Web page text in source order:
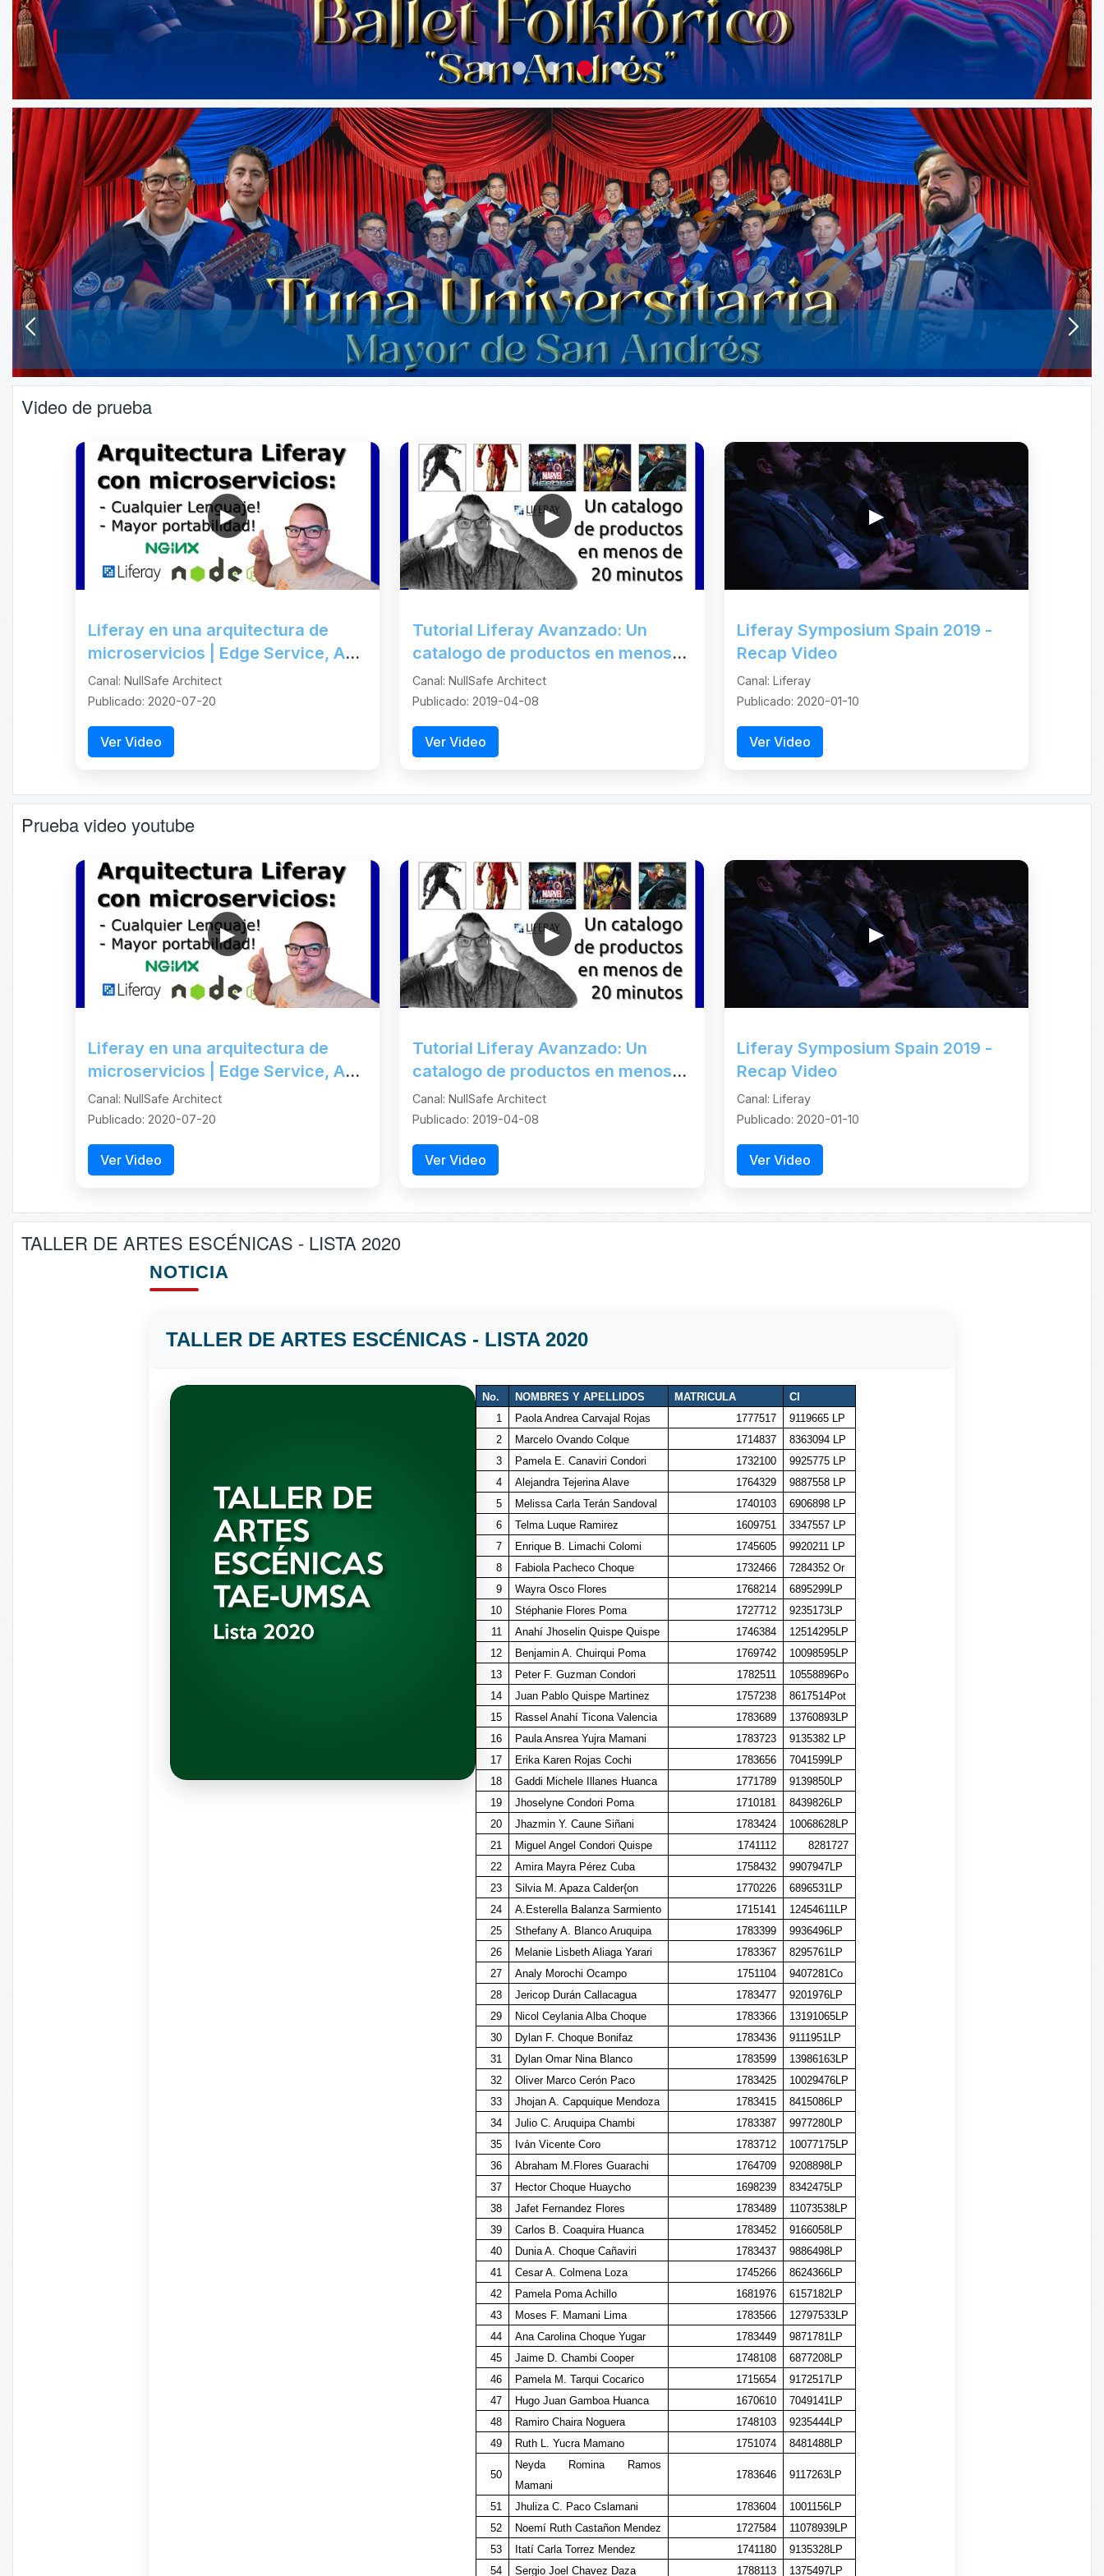
Video de prueba
▶
Liferay en una arquitectura de
microservicios | Edge Service, API
y Headless
Canal: NullSafe Architect
Publicado: 2020-07-20
Ver Video
▶
Tutorial Liferay Avanzado: Un
catalogo de productos en menos
de 20 minutos
Canal: NullSafe Architect
Publicado: 2019-04-08
Ver Video
▶
Liferay Symposium Spain 2019 -
Recap Video
Canal: Liferay
Publicado: 2020-01-10
Ver Video
Prueba video youtube
▶
Liferay en una arquitectura de
microservicios | Edge Service, API
y Headless
Canal: NullSafe Architect
Publicado: 2020-07-20
Ver Video
▶
Tutorial Liferay Avanzado: Un
catalogo de productos en menos
de 20 minutos
Canal: NullSafe Architect
Publicado: 2019-04-08
Ver Video
▶
Liferay Symposium Spain 2019 -
Recap Video
Canal: Liferay
Publicado: 2020-01-10
Ver Video
TALLER DE ARTES ESCÉNICAS - LISTA 2020
NOTICIA
TALLER DE ARTES ESCÉNICAS - LISTA 2020
No. NOMBRES Y APELLIDOS MATRICULA
CI
1
Paola Andrea Carvajal Rojas 1777517
9119665 LP
2
Marcelo Ovando Colque 1714837
8363094 LP
3
Pamela E. Canaviri Condori 1732100
9925775 LP
4
Alejandra Tejerina Alave 1764329
9887558 LP
5
Melissa Carla Terán Sandoval 1740103
6906898 LP
6
Telma Luque Ramirez 1609751
3347557 LP
7
Enrique B. Limachi Colomi 1745605
9920211 LP
8
Fabiola Pacheco Choque 1732466
7284352 Or
9
Wayra Osco Flores 1768214
6895299LP
10
Stéphanie Flores Poma 1727712
9235173LP
11
Anahí Jhoselin Quispe Quispe 1746384
12514295LP
12
Benjamin A. Chuirqui Poma 1769742
10098595LP
13
Peter F. Guzman Condori 1782511
10558896Po
14
Juan Pablo Quispe Martinez 1757238
8617514Pot
15
Rassel Anahí Ticona Valencia 1783689
13760893LP
16
Paula Ansrea Yujra Mamani 1783723
9135382 LP
17
Erika Karen Rojas Cochi 1783656
7041599LP
18
Gaddi Michele Illanes Huanca 1771789
9139850LP
19
Jhoselyne Condori Poma 1710181
8439826LP
20
Jhazmin Y. Caune Siñani 1783424
10068628LP
21
Miguel Angel Condori Quispe 1741112
8281727
22
Amira Mayra Pérez Cuba 1758432
9907947LP
23
Silvia M. Apaza Calder{on 1770226
6896531LP
24
A.Esterella Balanza Sarmiento 1715141
12454611LP
25
Sthefany A. Blanco Aruquipa 1783399
9936496LP
26
Melanie Lisbeth Aliaga Yarari 1783367
8295761LP
27
Analy Morochi Ocampo 1751104
9407281Co
28
Jericop Durán Callacagua 1783477
9201976LP
29
Nicol Ceylania Alba Choque 1783366
13191065LP
30
Dylan F. Choque Bonifaz 1783436
9111951LP
31
Dylan Omar Nina Blanco 1783599
13986163LP
32
Oliver Marco Cerón Paco 1783425
10029476LP
33
Jhojan A. Capquique Mendoza 1783415
8415086LP
34
Julio C. Aruquipa Chambi 1783387
9977280LP
35
Iván Vicente Coro 1783712
10077175LP
36
Abraham M.Flores Guarachi 1764709
9208898LP
37
Hector Choque Huaycho 1698239
8342475LP
38
Jafet Fernandez Flores 1783489
11073538LP
39
Carlos B. Coaquira Huanca 1783452
9166058LP
40
Dunia A. Choque Cañaviri 1783437
9886498LP
41
Cesar A. Colmena Loza 1745266
8624366LP
42
Pamela Poma Achillo 1681976
6157182LP
43
Moses F. Mamani Lima 1783566
12797533LP
44
Ana Carolina Choque Yugar 1783449
9871781LP
45
Jaime D. Chambi Cooper 1748108
6877208LP
46
Pamela M. Tarqui Cocarico 1715654
9172517LP
47
Hugo Juan Gamboa Huanca 1670610
7049141LP
48
Ramiro Chaira Noguera 1748103
9235444LP
49
Ruth L. Yucra Mamano 1751074 8481488LP
50
Neyda Romina Ramos
Mamani
1783646 9117263LP
51 Jhuliza C. Paco Cslamani 1783604
1001156LP
52
Noemí Ruth Castañon Mendez 1727584
11078939LP
53
Itatí Carla Torrez Mendez 1741180
9135328LP
54
Sergio Joel Chavez Daza 1788113 1375497LP